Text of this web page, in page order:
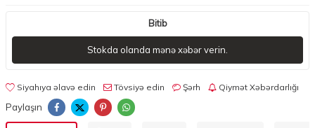
Bitib
Stokda olanda mənə xəbər verin.
Siyahıya əlavə edin Tövsiyə edin Şərh Qiymət Xəbərdarlığı
Paylaşın